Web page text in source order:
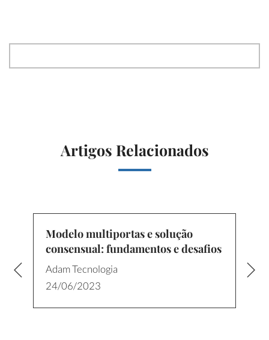
Artigos Relacionados
Modelo multiportas e solução
consensual: fundamentos e desafios
Adam Tecnologia
24/06/2023